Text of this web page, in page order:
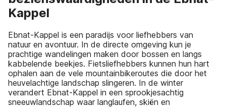
Kappel
Ebnat-Kappel is een paradijs voor liefhebbers van
natuur en avontuur. In de directe omgeving kun je
prachtige wandelingen maken door bossen en langs
kabbelende beekjes. Fietsliefhebbers kunnen hun hart
ophalen aan de vele mountainbikeroutes die door het
heuvelachtige landschap slingeren. In de winter
verandert Ebnat-Kappel in een sprookjesachtig
sneeuwlandschap waar langlaufen, skiën en